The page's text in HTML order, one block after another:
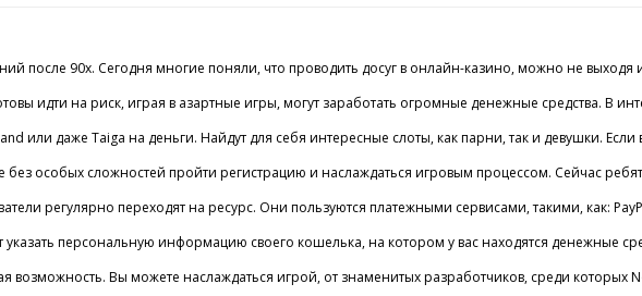
90х. Сегодня многие поняли, что проводить досуг в онлайн-казино, можно не
идти на риск, играя в азартные игры, могут заработать огромные денежные средства. В
или даже Taiga на деньги. Найдут для себя интересные слоты, как парни, так и девушки.
особых сложностей пройти регистрацию и наслаждаться игровым процессом. Сейчас
регулярно переходят на ресурс. Они пользуются платежными сервисами, такими, как:
персональную информацию своего кошелька, на котором у вас находятся
возможность. Вы можете наслаждаться игрой, от знаменитых разработчиков, среди